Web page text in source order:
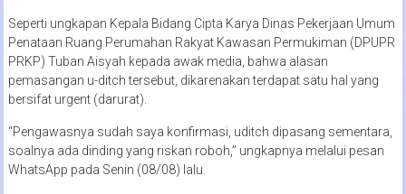
Seperti ungkapan Kepala Bidang Cipta Karya Dinas Pekerjaan Umum
Penataan Ruang Perumahan Rakyat Kawasan Permukiman (DPUPR
PRKP) Tuban Aisyah kepada awak media, bahwa alasan
pemasangan u-ditch tersebut, dikarenakan terdapat satu hal yang
bersifat urgent (darurat).
“Pengawasnya sudah saya konfirmasi, uditch dipasang sementara,
soalnya ada dinding yang riskan roboh,” ungkapnya melalui pesan
WhatsApp pada Senin (08/08) lalu.